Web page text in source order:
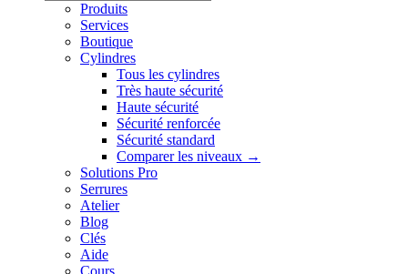
Produits
Services
Boutique
Cylindres
Tous les cylindres
Très haute sécurité
Haute sécurité
Sécurité renforcée
Sécurité standard
Comparer les niveaux →
Solutions Pro
Serrures
Atelier
Blog
Clés
Aide